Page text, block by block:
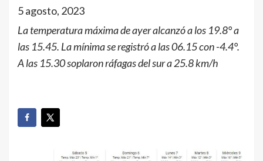
5 agosto, 2023
La temperatura máxima de ayer alcanzó a los 19.8° a
las 15.45. La mínima se registró a las 06.15 con -4.4°.
A las 15.30 soplaron ráfagas del sur a 25.8 km/h